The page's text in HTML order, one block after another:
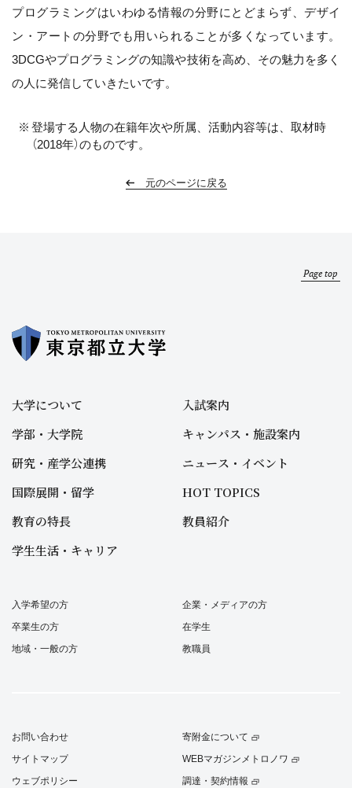
プログラミングはいわゆる情報の分野にとどまらず、デザイ
ン・アートの分野でも用いられることが多くなっています。
3DCGやプログラミングの知識や技術を高め、その魅力を多く
の人に発信していきたいです。
登場する人物の在籍年次や所属、活動内容等は、取材時
（2018年）のものです。
元のページに戻る
Page top
大学について
学部・大学院
研究・産学公連携
国際展開・留学
教育の特長
学生生活・キャリア
入試案内
キャンパス・施設案内
ニュース・イベント
HOT TOPICS
教員紹介
入学希望の方
卒業生の方
地域・一般の方
企業・メディアの方
在学生
教職員
お問い合わせ
サイトマップ
ウェブポリシー
寄附金について
WEBマガジンメトロノワ
調達・契約情報